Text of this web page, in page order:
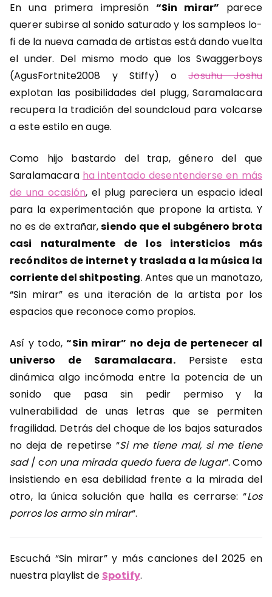
En una primera impresión “Sin mirar” parece
querer subirse al sonido saturado y los sampleos lo-
fi de la nueva camada de artistas está dando vuelta
el under. Del mismo modo que los Swaggerboys
(AgusFortnite2008 y Stiffy) oJosuhu Joshu
explotan las posibilidades del plugg, Saramalacara
recupera la tradición del soundcloud para volcarse
a este estilo en auge.
Como hijo bastardo del trap, género del que
Saralamacara ha intentado desentenderse en más
de una ocasión, el plug pareciera un espacio ideal
para la experimentación que propone la artista. Y
no es de extrañar,siendo que el subgénero brota
casi naturalmente de los intersticios más
recónditos de internet y traslada a la música la
corriente del shitposting. Antes que un manotazo,
“Sin mirar” es una iteración de la artista por los
espacios que reconoce como propios.
Así y todo,“Sin mirar” no deja de pertenecer al
universo de Saramalacara.Persiste esta
dinámica algo incómoda entre la potencia de un
sonido que pasa sin pedir permiso y la
vulnerabilidad de unas letras que se permiten
fragilidad. Detrás del choque de los bajos saturados
no deja de repetirse “Si me tiene mal, si me tiene
sad/ con una mirada quedo fuera de lugar“. Como
insistiendo en esa debilidad frente a la mirada del
otro, la única solución que halla es cerrarse: “Los
porros los armo sin mirar“.
Escuchá “Sin mirar” y más canciones del 2025 en
nuestra playlist de Spotify.